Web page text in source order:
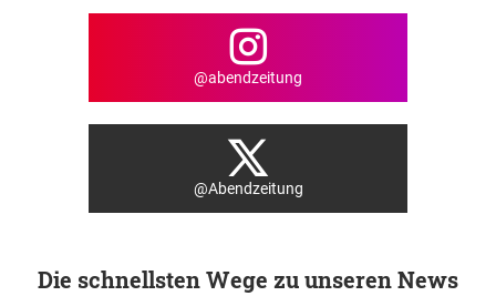
@abendzeitung
@Abendzeitung
Die schnellsten Wege zu unseren News